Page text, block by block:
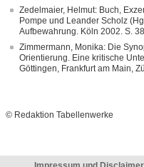
Zedelmaier, Helmut: Buch,
Pompe und Leander Scholz
Aufbewahrung. Köln 2002. S.
Zimmermann, Monika: Die
Orientierung. Eine kritische
Göttingen, Frankfurt am Main,
© Redaktion Tabellenwerke